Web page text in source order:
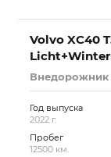
Volvo XC40
Внедорожник
Год выпуска
2022 г.
Пробег
12500 км.